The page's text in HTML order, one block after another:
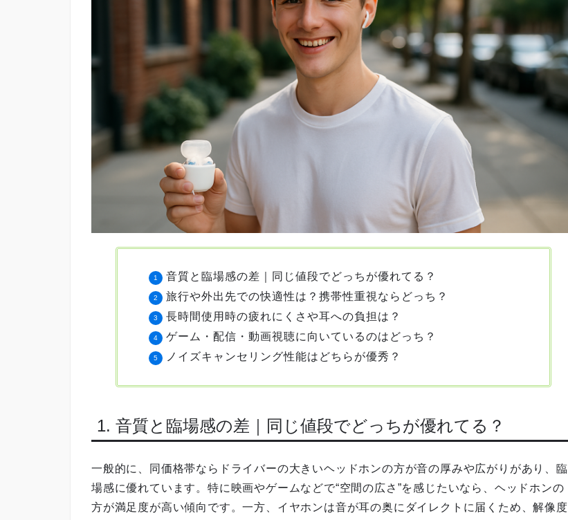
音質と臨場感の差｜同じ値段でどっちが優れてる？
旅行や外出先での快適性は？携帯性重視ならどっち？
長時間使用時の疲れにくさや耳への負担は？
ゲーム・配信・動画視聴に向いているのはどっち？
ノイズキャンセリング性能はどちらが優秀？
1. 音質と臨場感の差｜同じ値段でどっちが優れてる？
一般的に、同価格帯ならドライバーの大きいヘッドホンの方が音の厚みや広がりがあり、臨
場感に優れています。特に映画やゲームなどで“空間の広さ”を感じたいなら、ヘッドホンの
方が満足度が高い傾向です。一方、イヤホンは音が耳の奥にダイレクトに届くため、解像度